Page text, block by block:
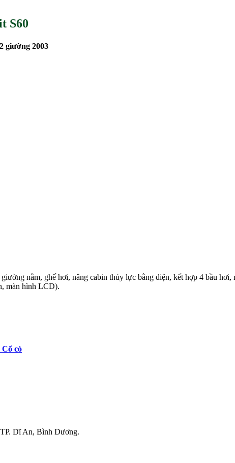
S60
giường 2003
nằm, ghế hơi, nâng cabin thủy lực bằng điện, kết hợp 4 bầu hơi,
màn hình LCD).
cò
Dĩ An, Bình Dương.